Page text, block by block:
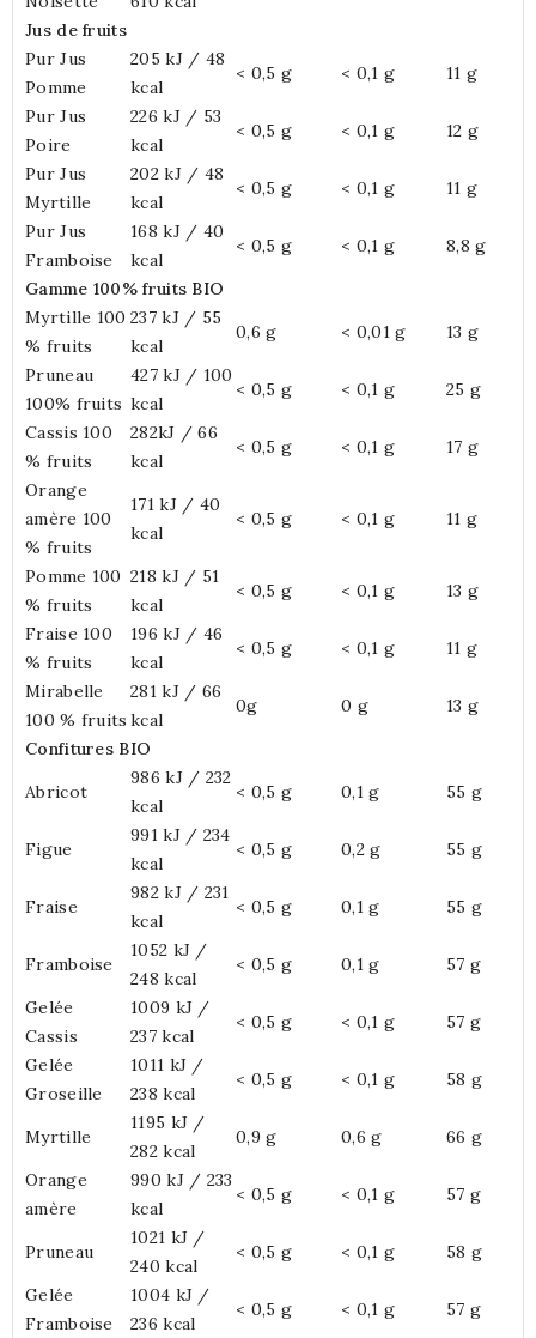
Jus de fruits
Pur Jus
Pomme
205 kJ / 48
kcal
< 0,5 g < 0,1 g
11 g
Pur Jus
Poire
226 kJ / 53
kcal
< 0,5 g < 0,1 g
12 g
Pur Jus
Myrtille
202 kJ / 48
kcal
< 0,5 g < 0,1 g
11 g
Pur Jus
Framboise
168 kJ / 40
kcal
< 0,5 g < 0,1 g
8,8 g
Gamme 100% fruits BIO
Myrtille 100
% fruits
237 kJ / 55
kcal
0,6 g < 0,01 g
13 g
Pruneau
100% fruits
427 kJ / 100
kcal
< 0,5 g < 0,1 g
25 g
Cassis 100
% fruits
282kJ / 66
kcal
< 0,5 g < 0,1 g
17 g
Orange
amère 100
% fruits
171 kJ / 40
kcal
< 0,5 g < 0,1 g 11 g
Pomme 100
% fruits
218 kJ / 51
kcal
< 0,5 g < 0,1 g
13 g
Fraise 100
% fruits
196 kJ / 46
kcal
< 0,5 g < 0,1 g
11 g
Mirabelle
100 % fruits
281 kJ / 66
kcal
0g 0 g
13 g
Confitures BIO
Abricot
986 kJ / 232
kcal
< 0,5 g 0,1 g 55 g
Figue
991 kJ / 234
kcal
< 0,5 g 0,2 g 55 g
Fraise
982 kJ / 231
kcal
< 0,5 g 0,1 g 55 g
Framboise
1052 kJ /
248 kcal
< 0,5 g 0,1 g
57 g
Gelée
Cassis
1009 kJ /
237 kcal
< 0,5 g < 0,1 g
57 g
Gelée
Groseille
1011 kJ /
238 kcal
< 0,5 g < 0,1 g 58 g
Myrtille
1195 kJ /
282 kcal
0,9 g 0,6 g
66 g
Orange
amère
990 kJ / 233
kcal
< 0,5 g < 0,1 g 57 g
Pruneau
1021 kJ /
240 kcal
< 0,5 g < 0,1 g
58 g
Gelée
Framboise
1004 kJ /
236 kcal
< 0,5 g < 0,1 g
57 g